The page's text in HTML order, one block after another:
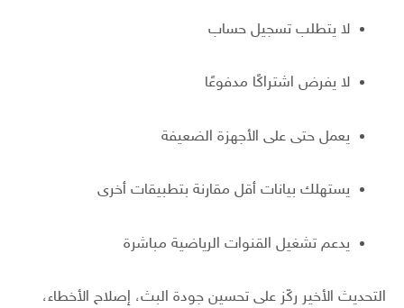
لا يتطلب تسجيل حساب
لا يفرض اشتراكًا مدفوعًا
يعمل حتى على الأجهزة الضعيفة
يستهلك بيانات أقل مقارنة بتطبيقات أخرى
يدعم تشغيل القنوات الرياضية مباشرة
التحديث الأخير ركّز على تحسين جودة البث، إصلاح الأخطاء،